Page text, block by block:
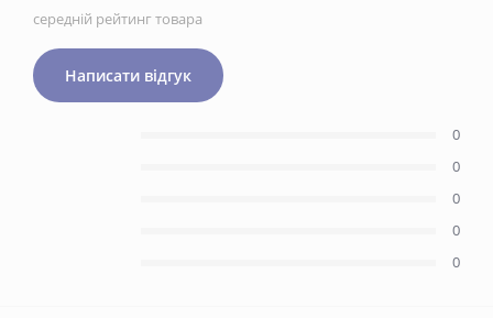
середній рейтинг товара
Написати відгук
0
0
0
0
0